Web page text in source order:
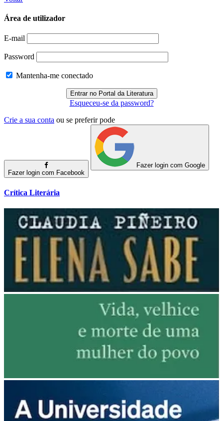
Área de utilizador
E-mail
Password
Mantenha-me conectado
Esqueceu-se da password?
Crie a sua conta ou se preferir pode
Fazer login com Facebook
Fazer login com Google
Crítica Literária